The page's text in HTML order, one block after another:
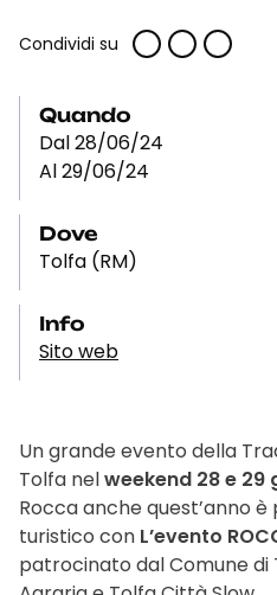
Condividi su
Quando
Dal 28/06/24
Al 29/06/24
Dove
Tolfa (RM)
Info
Sito web
Un grande evento della
Tolfa nelweekend 28 e 29
Rocca anche quest’anno
turistico con L’evento
patrocinato dal Comune di